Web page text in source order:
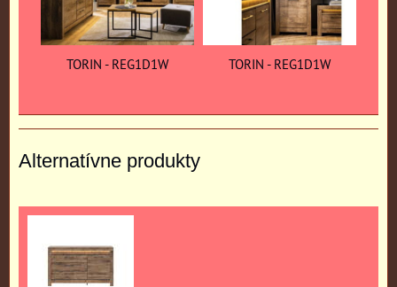
TORIN - REG1D1W TORIN - REG1D1W
Alternatívne produkty